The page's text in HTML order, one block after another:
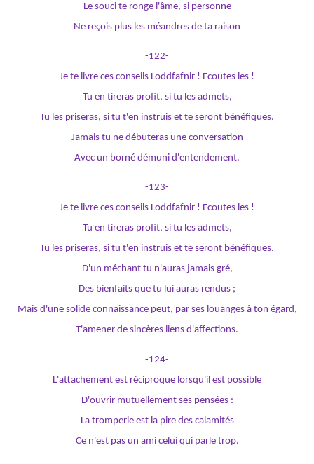
Le souci te ronge l'âme, si personne
Ne reçois plus les méandres de ta raison
-122-
Je te livre ces conseils Loddfafnir ! Ecoutes les !
Tu en tireras profit, si tu les admets,
Tu les priseras, si tu t'en instruis et te seront bénéfiques.
Jamais tu ne débuteras une conversation
Avec un borné démuni d'entendement.
-123-
Je te livre ces conseils Loddfafnir ! Ecoutes les !
Tu en tireras profit, si tu les admets,
Tu les priseras, si tu t'en instruis et te seront bénéfiques.
D'un méchant tu n'auras jamais gré,
Des bienfaits que tu lui auras rendus ;
Mais d'une solide connaissance peut, par ses louanges à ton égard,
T'amener de sincères liens d'affections.
-124-
L'attachement est réciproque lorsqu'il est possible
D'ouvrir mutuellement ses pensées :
La tromperie est la pire des calamités
Ce n'est pas un ami celui qui parle trop.